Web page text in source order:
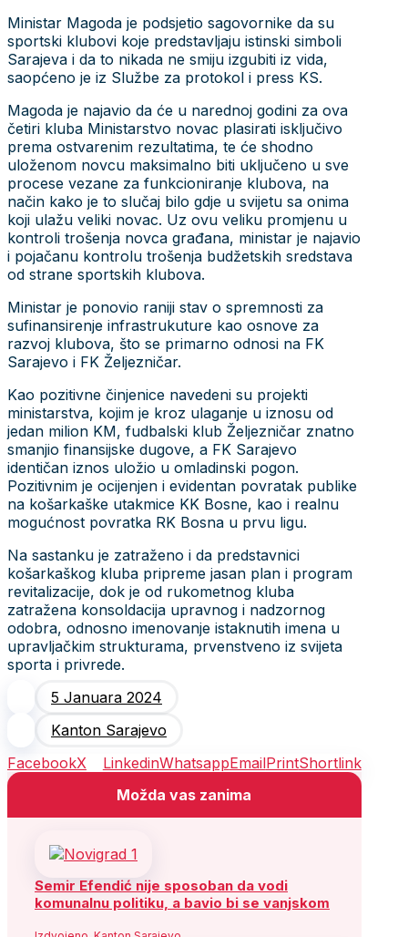
Ministar Magoda je podsjetio sagovornike da su
sportski klubovi koje predstavljaju istinski simboli
Sarajeva i da to nikada ne smiju izgubiti iz vida,
saopćeno je iz Službe za protokol i press KS.
Magoda je najavio da će u narednoj godini za ova
četiri kluba Ministarstvo novac plasirati isključivo
prema ostvarenim rezultatima, te će shodno
uloženom novcu maksimalno biti uključeno u sve
procese vezane za funkcioniranje klubova, na
način kako je to slučaj bilo gdje u svijetu sa onima
koji ulažu veliki novac. Uz ovu veliku promjenu u
kontroli trošenja novca građana, ministar je najavio
i pojačanu kontrolu trošenja budžetskih sredstava
od strane sportskih klubova.
Ministar je ponovio raniji stav o spremnosti za
sufinansirenje infrastrukuture kao osnove za
razvoj klubova, što se primarno odnosi na FK
Sarajevo i FK Željezničar.
Kao pozitivne činjenice navedeni su projekti
ministarstva, kojim je kroz ulaganje u iznosu od
jedan milion KM, fudbalski klub Željezničar znatno
smanjio finansijske dugove, a FK Sarajevo
identičan iznos uložio u omladinski pogon.
Pozitivnim je ocijenjen i evidentan povratak publike
na košarkaške utakmice KK Bosne, kao i realnu
mogućnost povratka RK Bosna u prvu ligu.
Na sastanku je zatraženo i da predstavnici
košarkaškog kluba pripreme jasan plan i program
revitalizacije, dok je od rukometnog kluba
zatražena konsoldacija upravnog i nadzornog
odobra, odnosno imenovanje istaknutih imena u
upravljačkim strukturama, prvenstveno iz svijeta
sporta i privrede.
5 Januara 2024
Kanton Sarajevo
FacebookX LinkedinWhatsappEmailPrintShortlink
Možda vas zanima
Semir Efendić nije sposoban da vodi
komunalnu politiku, a bavio bi se vanjskom